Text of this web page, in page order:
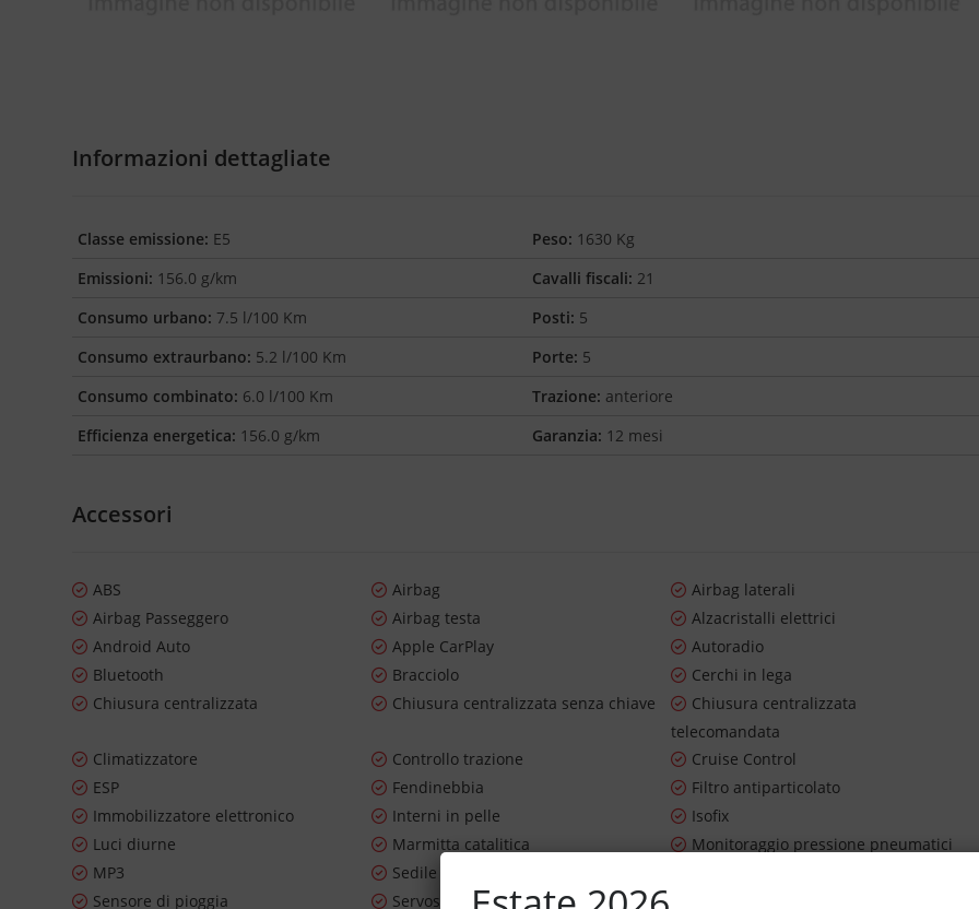
Informazioni dettagliate
Classe emissione: E5
Emissioni: 156.0 g/km
Consumo urbano: 7.5 l/100 Km
Consumo extraurbano: 5.2 l/100 Km
Consumo combinato: 6.0 l/100 Km
Efficienza energetica: 156.0 g/km
Peso: 1630 Kg
Cavalli fiscali: 21
Posti: 5
Porte: 5
Trazione: anteriore
Garanzia: 12 mesi
Accessori
ABS Airbag
Airbag laterali
Airbag Passeggero
Airbag testa
Alzacristalli elettrici
Android Auto
Apple CarPlay
Autoradio
Bluetooth
Bracciolo
Cerchi in lega
Chiusura centralizzata
Chiusura centralizzata senza chiave
Chiusura centralizzata
telecomandata
Climatizzatore
Controllo trazione
Cruise Control
ESP
Fendinebbia
Filtro antiparticolato
Immobilizzatore elettronico
Interni in pelle
Isofix
Luci diurne
Marmitta catalitica
Monitoraggio pressione pneumatici
MP3
Sedile posteriore sdoppiato
Sensore di pioggia
Servosterzo